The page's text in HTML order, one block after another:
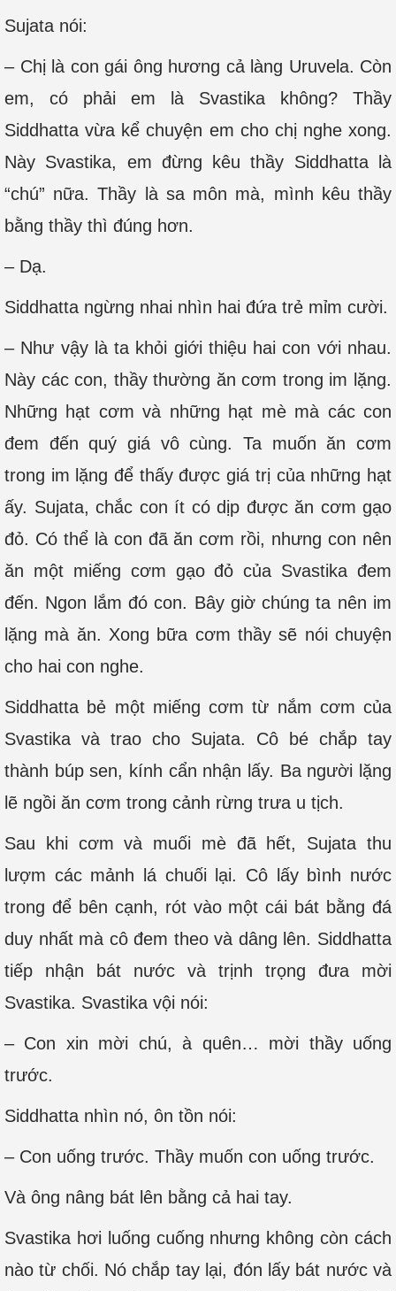
Sujata nói:
– Chị là con gái ông hương cả làng Uruvela. Còn
em, có phải em là Svastika không? Thầy
Siddhatta vừa kể chuyện em cho chị nghe xong.
Này Svastika, em đừng kêu thầy Siddhatta là
“chú” nữa. Thầy là sa môn mà, mình kêu thầy
bằng thầy thì đúng hơn.
– Dạ.
Siddhatta ngừng nhai nhìn hai đứa trẻ mỉm cười.
– Như vậy là ta khỏi giới thiệu hai con với nhau.
Này các con, thầy thường ăn cơm trong im lặng.
Những hạt cơm và những hạt mè mà các con
đem đến quý giá vô cùng. Ta muốn ăn cơm
trong im lặng để thấy được giá trị của những hạt
ấy. Sujata, chắc con ít có dịp được ăn cơm gạo
đỏ. Có thể là con đã ăn cơm rồi, nhưng con nên
ăn một miếng cơm gạo đỏ của Svastika đem
đến. Ngon lắm đó con. Bây giờ chúng ta nên im
lặng mà ăn. Xong bữa cơm thầy sẽ nói chuyện
cho hai con nghe.
Siddhatta bẻ một miếng cơm từ nắm cơm của
Svastika và trao cho Sujata. Cô bé chắp tay
thành búp sen, kính cẩn nhận lấy. Ba người lặng
lẽ ngồi ăn cơm trong cảnh rừng trưa u tịch.
Sau khi cơm và muối mè đã hết, Sujata thu
lượm các mảnh lá chuối lại. Cô lấy bình nước
trong để bên cạnh, rót vào một cái bát bằng đá
duy nhất mà cô đem theo và dâng lên. Siddhatta
tiếp nhận bát nước và trịnh trọng đưa mời
Svastika. Svastika vội nói:
– Con xin mời chú, à quên… mời thầy uống
trước.
Siddhatta nhìn nó, ôn tồn nói:
– Con uống trước. Thầy muốn con uống trước.
Và ông nâng bát lên bằng cả hai tay.
Svastika hơi luống cuống nhưng không còn cách
nào từ chối. Nó chắp tay lại, đón lấy bát nước và